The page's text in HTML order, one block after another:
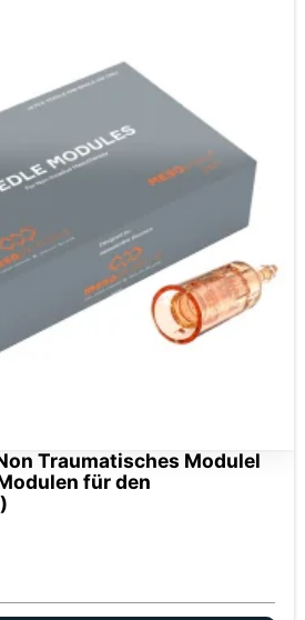
Traumatisches Modulel
für den